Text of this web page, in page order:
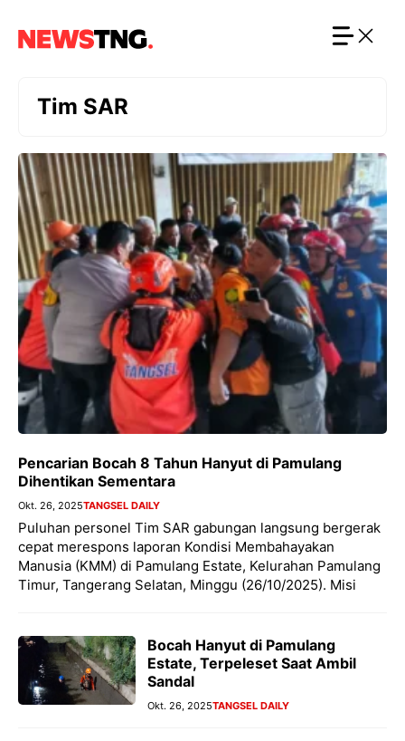
Tim SAR
Pencarian Bocah 8 Tahun Hanyut di Pamulang
Dihentikan Sementara
Okt. 26, 2025TANGSEL DAILY
Puluhan personel Tim SAR gabungan langsung bergerak
cepat merespons laporan Kondisi Membahayakan
Manusia (KMM) di Pamulang Estate, Kelurahan Pamulang
Timur, Tangerang Selatan, Minggu (26/10/2025). Misi
Bocah Hanyut di Pamulang
Estate, Terpeleset Saat Ambil
Sandal
Okt. 26, 2025TANGSEL DAILY